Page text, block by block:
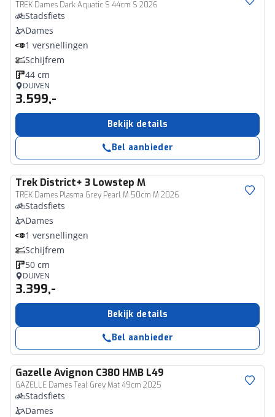
TREK Dames Dark Aquatic S 44cm S 2026
Stadsfiets
Dames
1 versnellingen
Schijfrem
44 cm
DUIVEN
3.599,-
Bekijk details
Bel aanbieder
Trek District+ 3 Lowstep M
TREK Dames Plasma Grey Pearl M 50cm M 2026
Stadsfiets
Dames
1 versnellingen
Schijfrem
50 cm
DUIVEN
3.399,-
Bekijk details
Bel aanbieder
GazelleAvignon C380 HMB L49
GAZELLE Dames Teal Grey Mat 49cm 2025
Stadsfiets
Dames